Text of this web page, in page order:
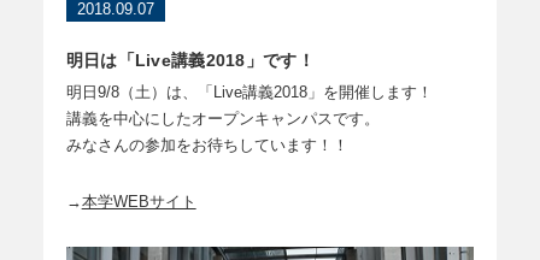
2018.09.07
明日は「Live講義2018」です！
明日9/8（土）は、「Live講義2018」を開催します！
講義を中心にしたオープンキャンパスです。
みなさんの参加をお待ちしています！！
→本学WEBサイト